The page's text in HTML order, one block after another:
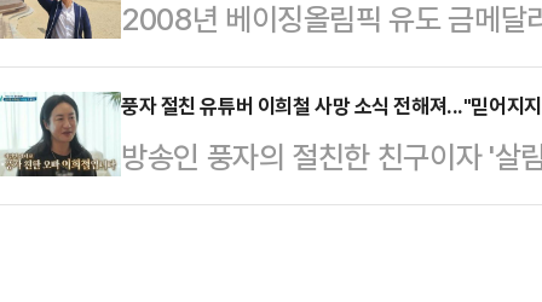
명했다.노종면 원내대변인은 같은
만나서도 "명태…
최선을 다하겠다"고 말했다. 서 의
며, 그의 삶 자체가 다양한 경험과
가) 국가를 위한 지도자가 될 수 있
보가 한덕수 대통령 권한대행 국무
는 태도를…
2008년 베이징올림픽 유도 금메달
의힘 대선후보 경선에 출마한 한동
포츠계 인사가 국민의힘 대선후보
라 주목을 받고 있다.최민호 전 선
한!판!승!으로 세상을 바꾸겠다"며
풍자 절친 유튜버 이희철 사망 소식 전해져..."믿어지
방송인 풍자의 절친한 친구이자 '살
철(40)이 세상을 떠났다.지난 7일